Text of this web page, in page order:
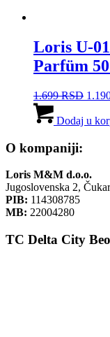
Loris U-
Parfüm
1.699RSD
je
Dodaj u
O kompaniji:
Loris M&M d.o.o.
Jugoslovenska 2,
PIB: 114308785
MB: 22004280
TC Delta City